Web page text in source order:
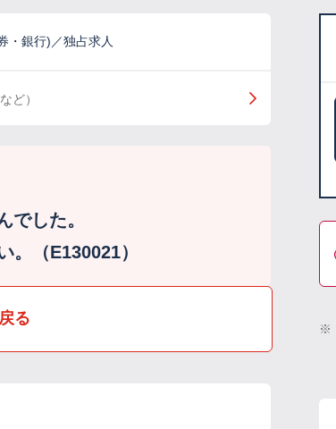
・銀行)／独占求人
ど）
でした。
。（E130021）
る
※